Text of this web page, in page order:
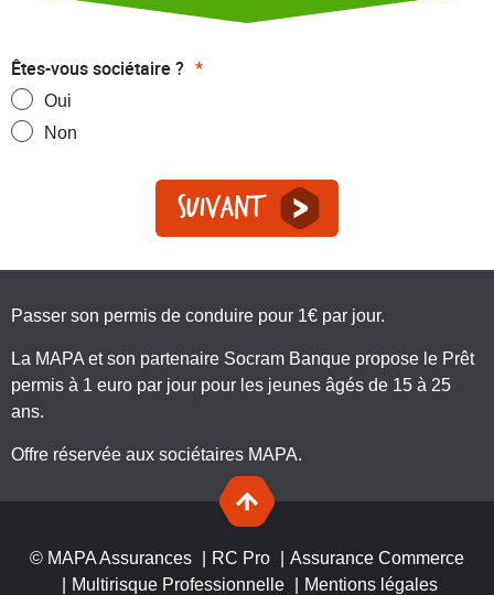
Passer son permis de conduire pour 1€ par jour.
La MAPA et son partenaire Socram Banque propose le Prêt
permis à 1 euro par jour pour les jeunes âgés de 15 à 25
ans.
Offre réservée aux sociétaires MAPA.
Êtes-vous sociétaire ? *
Oui
Non
Suivant
© MAPA Assurances RC Pro
Assurance Commerce
Multirisque Professionnelle
Mentions légales